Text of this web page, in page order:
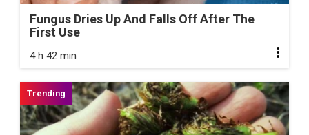
Fungus Dries Up And Falls Off After The
First Use
4 h 42 min